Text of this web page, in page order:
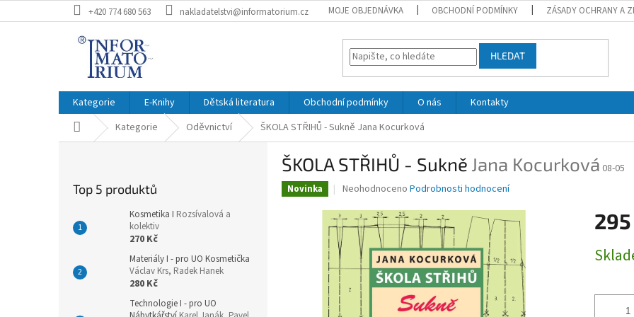
na
+420 774 680 563 nakladatelstvi@informatorium.cz MOJE OBJEDNÁVKA OBCHODNÍ PODMÍNKY ZÁSADY OCHRANY A
HLEDAT
Kategorie E-Knihy Dětská literatura Obchodní podmínky O nás
Kontakty
Domů Kategorie Oděvnictví ŠKOLA STŘIHŮ - Sukně Jana Kocurková
Top 5 produktů
Kosmetika I Rozsívalová a
kolektiv
270 Kč
Materiály I - pro UO Kosmetička
Václav Krs, Radek Hanek
280 Kč
Technologie I - pro UO
ŠKOLA STŘIHŮ - Sukně Jana Kocurková 08-05
Novinka
Průměrné
produktu
je
0,0
5
hvězdiček.
Neohodnoceno Podrobnosti hodnocení
cena: